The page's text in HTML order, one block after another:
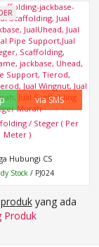
via SMS
/ Steger ( Per
Meter )
Hubungi CS
Stock / PJ024
yang ada